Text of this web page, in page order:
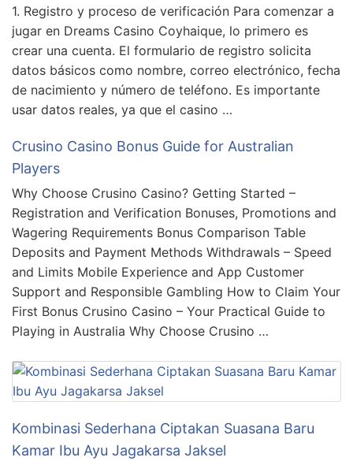
1. Registro y proceso de verificación Para comenzar a
jugar en Dreams Casino Coyhaique, lo primero es
crear una cuenta. El formulario de registro solicita
datos básicos como nombre, correo electrónico, fecha
de nacimiento y número de teléfono. Es importante
usar datos reales, ya que el casino …
Crusino Casino Bonus Guide for Australian
Players
Why Choose Crusino Casino? Getting Started –
Registration and Verification Bonuses, Promotions and
Wagering Requirements Bonus Comparison Table
Deposits and Payment Methods Withdrawals – Speed
and Limits Mobile Experience and App Customer
Support and Responsible Gambling How to Claim Your
First Bonus Crusino Casino – Your Practical Guide to
Playing in Australia Why Choose Crusino …
Kombinasi Sederhana Ciptakan Suasana Baru
Kamar Ibu Ayu Jagakarsa Jaksel